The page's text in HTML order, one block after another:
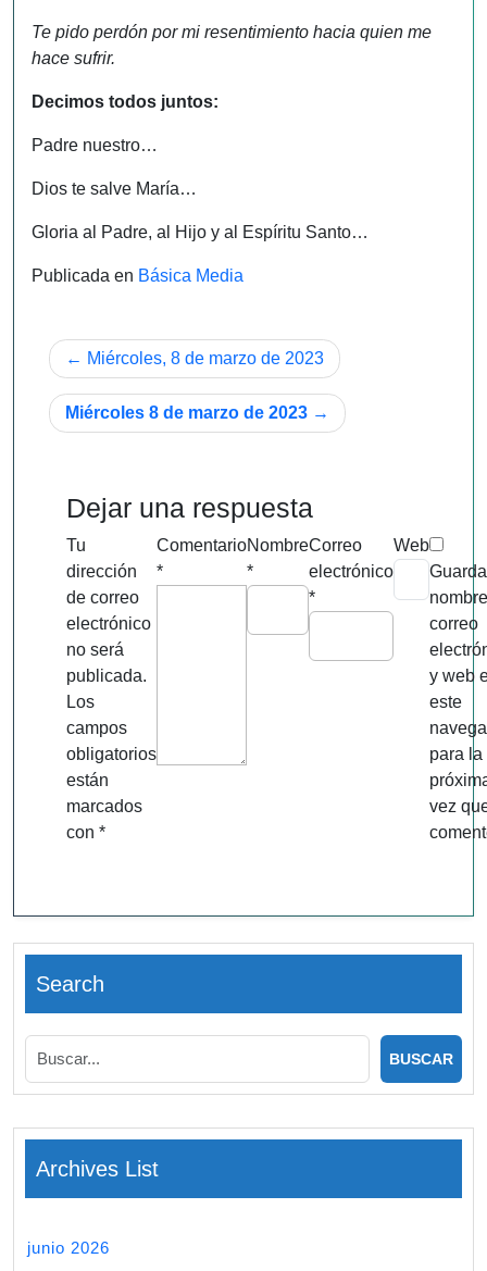
Te pido perdón por mi resentimiento hacia quien me
hace sufrir.
Decimos todos juntos:
Padre nuestro…
Dios te salve María…
Gloria al Padre, al Hijo y al Espíritu Santo…
Publicada en Básica Media
Navegación
de
entradas
Miércoles, 8 de marzo de 2023
Miércoles 8 de marzo de 2023
Dejar una respuesta
Tu
dirección
de correo
electrónico
no será
publicada.
Los
campos
obligatorios
están
marcados
con *
Comentario
*
Nombre
*
Correo
electrónico
*
Web
correo
y web
este
para la
vez
Search
Archives List
junio 2026